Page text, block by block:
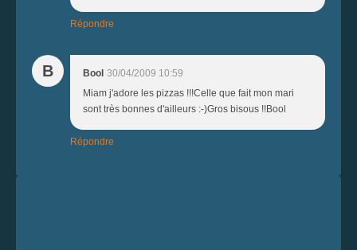
Répondre
B Bool 30/04/2009 10:59
Miam j'adore les pizzas !!!Celle que fait mon mari
sont très bonnes d'ailleurs :-)Gros bisous !!Bool
Répondre